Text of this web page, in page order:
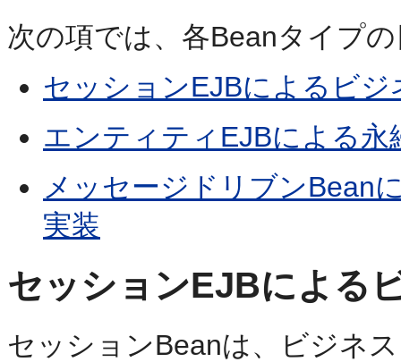
次の項では、各Beanタイプ
セッションEJBによるビ
エンティティEJBによる永
メッセージドリブンBean
実装
セッションEJBによる
セッションBeanは、ビジネ